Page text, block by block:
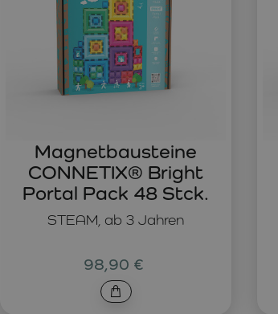
STEAM, ab 3 Jahren
Magnetbausteine
CONNETIX® Bright
Portal Pack 48 Stck.
98,90 €